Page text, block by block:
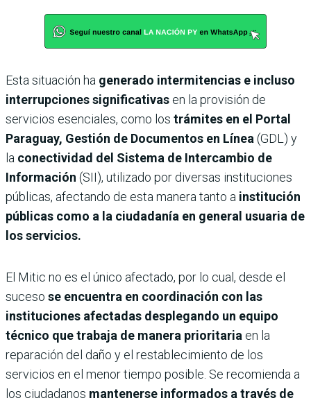
Esta situación ha generado intermitencias e incluso
interrupciones significativas en la provisión de
servicios esenciales, como los trámites en el Portal
Paraguay, Gestión de Documentos en Línea (GDL) y
la conectividad del Sistema de Intercambio de
Información (SII), utilizado por diversas instituciones
públicas, afectando de esta manera tanto a institución
públicas como a la ciudadanía en general usuaria de
los servicios.
El Mitic no es el único afectado, por lo cual, desde el
suceso se encuentra en coordinación con las
instituciones afectadas desplegando un equipo
técnico que trabaja de manera prioritaria en la
reparación del daño y el restablecimiento de los
servicios en el menor tiempo posible. Se recomienda a
los ciudadanos mantenerse informados a través de